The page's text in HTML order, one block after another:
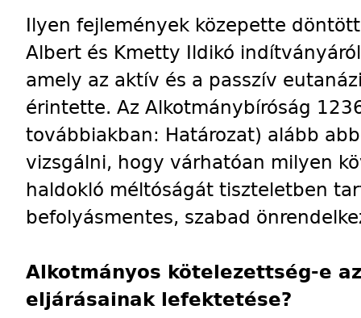
Ilyen fejlemények közepette
Albert és Kmetty Ildikó
amely az aktív és a passzív
érintette. Az Alkotmánybíróság
továbbiakban: Határozat) alább
vizsgálni, hogy várhatóan milyen
haldokló méltóságát tiszteletben
befolyásmentes, szabad
Alkotmányos kötelezettség-e
eljárásainak lefektetése?